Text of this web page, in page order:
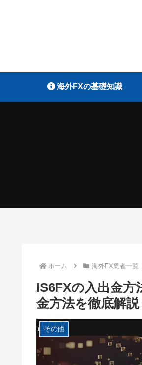
海外FXの基礎知識
ホーム 海外FX業者一覧
IS6FXの入出金方
金方法を徹底解説
その他